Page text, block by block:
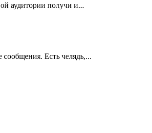
аудитории получи и...
сообщения. Есть челядь,...